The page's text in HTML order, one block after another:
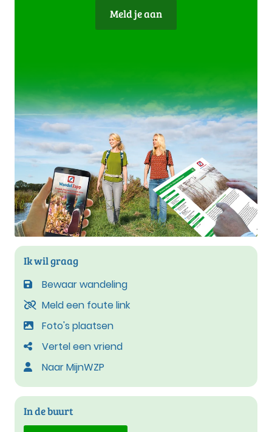
Meld je aan
Ik wil graag
Bewaar wandeling
Meld een foute link
Foto's plaatsen
Vertel een vriend
Naar MijnWZP
In de buurt